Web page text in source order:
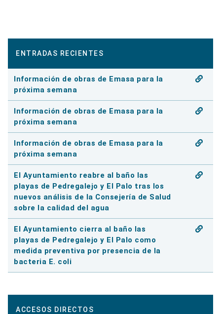
ENTRADAS RECIENTES
Información de obras de Emasa para la
próxima semana
Información de obras de Emasa para la
próxima semana
Información de obras de Emasa para la
próxima semana
El Ayuntamiento reabre al baño las
playas de Pedregalejo y El Palo tras los
nuevos análisis de la Consejería de Salud
sobre la calidad del agua
El Ayuntamiento cierra al baño las
playas de Pedregalejo y El Palo como
medida preventiva por presencia de la
bacteria E. coli
ACCESOS DIRECTOS